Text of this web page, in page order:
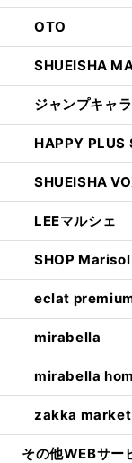
OTO
SHUEISHA
ジャンプキャ
HAPPY PLUS
SHUEISHA
LEEマルシェ
SHOP Marisol
eclat
mirabella
mirabella
zakka market
その他WEBサー